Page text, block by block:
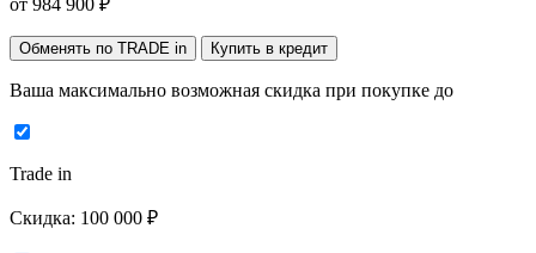
от 984 900 ₽
Обменять по TRADE in Купить в кредит
Ваша максимально возможная скидка при покупке до
Trade in
Скидка: 100 000 ₽